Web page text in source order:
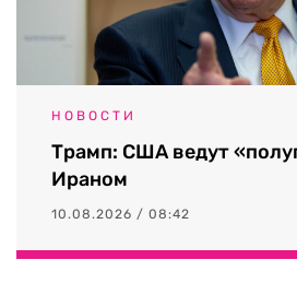
НОВОСТИ
Трамп: США ведут
Ираном
10.08.2026 / 08:42